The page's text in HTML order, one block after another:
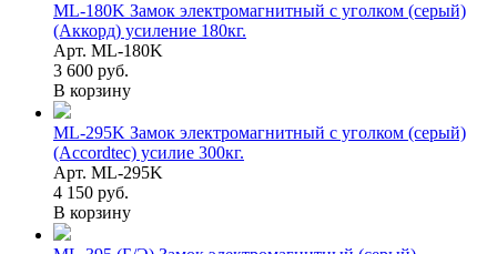
ML-180K Замок электромагнитный с уголком (серый)
(Аккорд) усиление 180кг.
Арт. ML-180K
3 600 руб.
В корзину
ML-295K Замок электромагнитный с уголком (серый)
(Accordtec) усилие 300кг.
Арт. ML-295K
4 150 руб.
В корзину